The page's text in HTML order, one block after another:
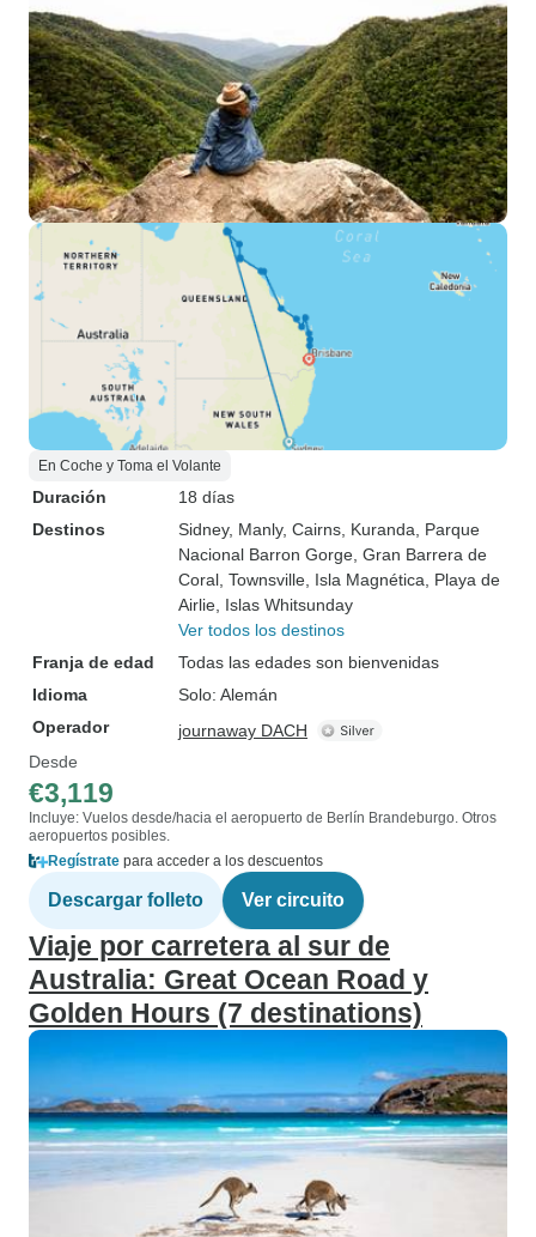
En Coche y Toma el Volante
Duración
18 días
Destinos
Sidney, Manly, Cairns , Kuranda , Parque
Nacional Barron Gorge , Gran Barrera de
Coral , Townsville , Isla Magnética , Playa de
Airlie , Islas Whitsunday
Ver todos los destinos
Franja de edad
Todas las edades son bienvenidas
Idioma
Solo: Alemán
Operador
journaway DACH
Desde
€3,119
Incluye: Vuelos desde/hacia el aeropuerto de Berlín Brandeburgo. Otros
aeropuertos posibles.
Regístrate para acceder a los descuentos
Descargar folleto Ver circuito
Viaje por carretera al sur de
Australia: Great Ocean Road y
Golden Hours (7 destinations)